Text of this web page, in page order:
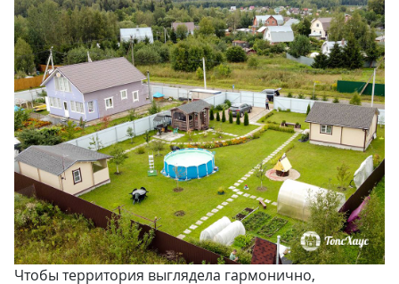
Чтобы территория выглядела гармонично,